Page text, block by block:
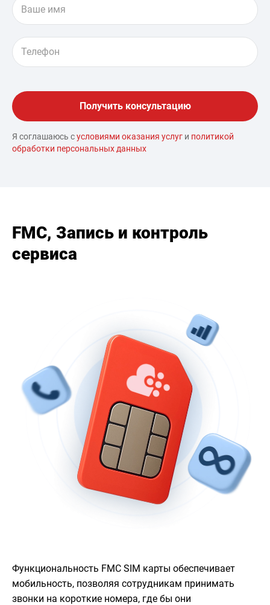
Я соглашаюсь сусловиями оказания услуг и политикой
обработки персональных данных
FMC, Запись и контроль
сервиса
Функциональность FMC SIM карты обеспечивает
мобильность, позволяя сотрудникам принимать
звонки на короткие номера, где бы они